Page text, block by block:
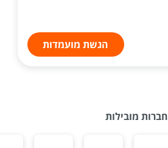
הגשת מועמדות
חברות מובילות